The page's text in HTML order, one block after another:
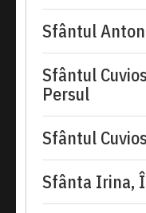
Sfântul
Sfântul
Persul
Sfântul
Sfânta Irina,